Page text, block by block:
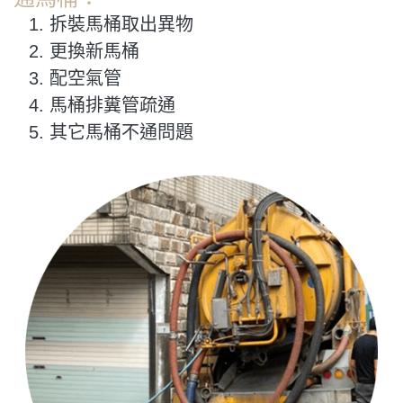
拆裝馬桶取出異物
更換新馬桶
配空氣管
馬桶排糞管疏通
其它馬桶不通問題